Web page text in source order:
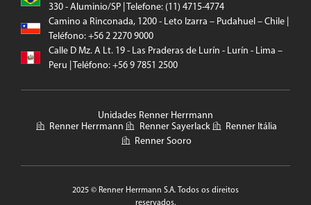
330 - Aluminio/SP | Telefone: (11) 4715-4774
Camino a Rinconada, 1200 - Leto Izarra – Pudahuel – Chile |
Teléfono: +56 2 2270 9000
Calle D Mz. A Lt. 19 - Las Praderas de Lurín - Lurín - Lima –
Peru | Teléfono: +56 9 7851 2500
Unidades Renner Herrmann
Renner Herrmann
Renner Sayerlack
Renner Itália
Renner Sooro
2025 © Renner Herrmann S.A. Todos os direitos
reservados.